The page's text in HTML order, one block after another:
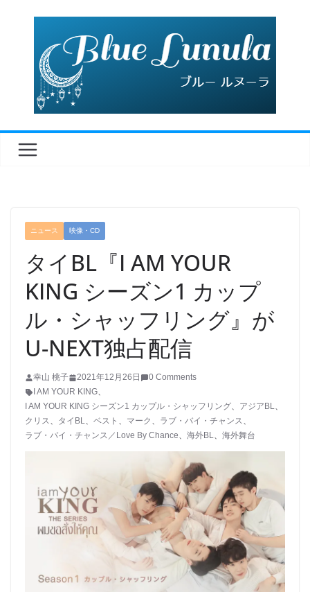
ニュース 映像・CD
タイBL『I AM YOUR
KING シーズン1 カップ
ル・シャッフリング』が
U-NEXT独占配信
幸山 桃子 2021年12月26日
0 Comments
I AM YOUR KING、
I AM YOUR KING シーズン1 カップル・シャッフリング、 アジアBL、
クリス、 タイBL、 ベスト 、 マーク 、 ラブ・バイ・チャンス、
ラブ・バイ・チャンス／Love By Chance、 海外BL、 海外舞台